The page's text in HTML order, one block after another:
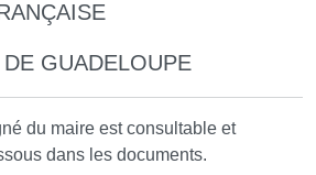
GUADELOUPE
du maire est consultable et
dans les documents.